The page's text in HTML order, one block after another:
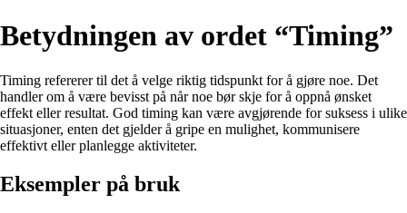
Betydningen av ordet “Timing”
Timing refererer til det å velge riktig tidspunkt for å gjøre noe. Det
handler om å være bevisst på når noe bør skje for å oppnå ønsket
effekt eller resultat. God timing kan være avgjørende for suksess i ulike
situasjoner, enten det gjelder å gripe en mulighet, kommunisere
effektivt eller planlegge aktiviteter.
Eksempler på bruk